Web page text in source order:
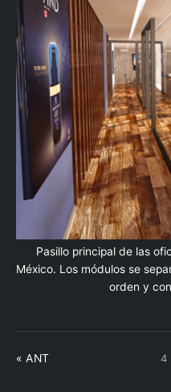
Pasillo principal de las
México. Los módulos se
orden y
« ANT 4